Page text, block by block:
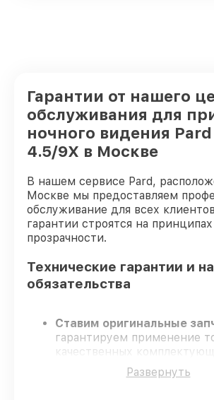
Гарантии от нашего
обслуживания для
ночного видения
4.5/9X в Москве
В нашем сервисе Pard,
Москве мы предоставляем
обслуживание для всех
гарантии строятся на
прозрачности.
Технические гарантии и
обязательства
Ставим оригинальные
гарантируем применение
качественных
Сертифицированные
проходят строгий отбор, что
Развернуть